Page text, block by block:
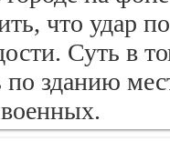
что удар
Суть в
по зданию